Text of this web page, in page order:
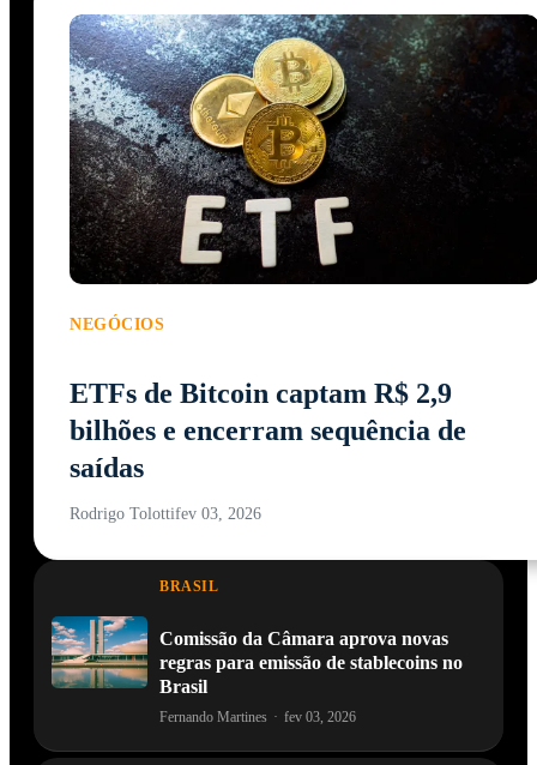
NEGÓCIOS
ETFs de Bitcoin captam R$ 2,9
bilhões e encerram sequência de
saídas
Rodrigo Tolottifev 03, 2026
BRASIL
Comissão da Câmara aprova novas
regras para emissão de stablecoins no
Brasil
Fernando Martines · fev 03, 2026